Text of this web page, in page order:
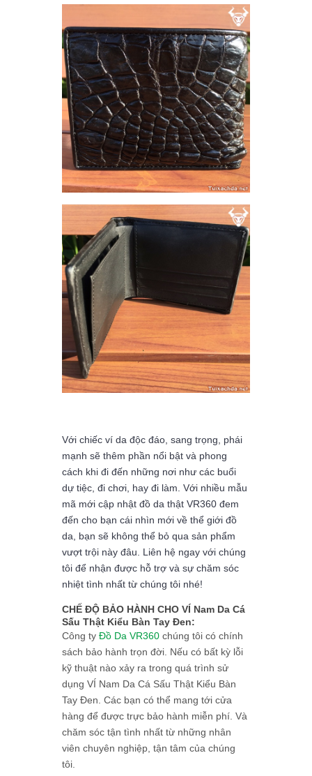
Với chiếc ví da độc đáo, sang trọng, phái
mạnh sẽ thêm phần nổi bật và phong
cách khi đi đến những nơi như các buổi
dự tiệc, đi chơi, hay đi làm. Với nhiều mẫu
mã mới cập nhật đồ da thật VR360 đem
đến cho bạn cái nhìn mới về thể giới đồ
da, bạn sẽ không thể bỏ qua sản phẩm
vượt trội này đâu. Liên hệ ngay với chúng
tôi để nhận được hỗ trợ và sự chăm sóc
nhiệt tình nhất từ chúng tôi nhé!
CHẾ ĐỘ BẢO HÀNH CHO VÍ Nam Da Cá
Sấu Thật Kiểu Bàn Tay Đen:
Công ty Đồ Da VR360 chúng tôi có chính
sách bảo hành trọn đời. Nếu có bất kỳ lỗi
kỹ thuật nào xảy ra trong quá trình sử
dụng VÍ Nam Da Cá Sấu Thật Kiểu Bàn
Tay Đen. Các bạn có thể mang tới cửa
hàng để được trực bảo hành miễn phí. Và
chăm sóc tận tình nhất từ những nhân
viên chuyên nghiệp, tận tâm của chúng
tôi.